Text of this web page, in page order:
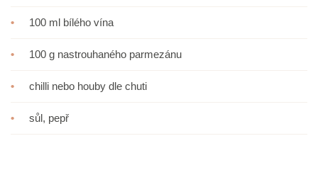
• 100 ml bílého vína
• 100 g nastrouhaného parmezánu
• chilli nebo houby dle chuti
• sůl, pepř